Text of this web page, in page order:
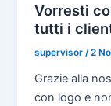
Vorresti
tutti i
supervisor /2
Grazie alla
con logo e